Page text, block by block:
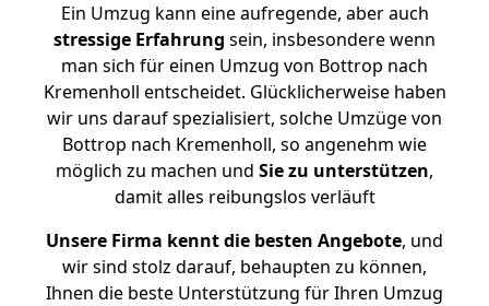
Ein Umzug kann eine aufregende, aber auch
stressige Erfahrung sein, insbesondere wenn
man sich für einen Umzug von Bottrop nach
Kremenholl entscheidet. Glücklicherweise haben
wir uns darauf spezialisiert, solche Umzüge von
Bottrop nach Kremenholl, so angenehm wie
möglich zu machen und Sie zu unterstützen,
damit alles reibungslos verläuft
Unsere Firma kennt die besten Angebote, und
wir sind stolz darauf, behaupten zu können,
Ihnen die beste Unterstützung für Ihren Umzug